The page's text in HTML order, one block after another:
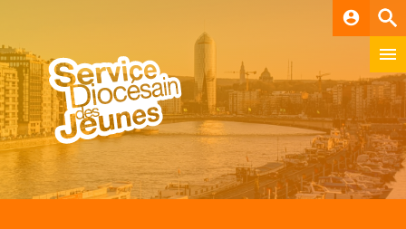
account_circle